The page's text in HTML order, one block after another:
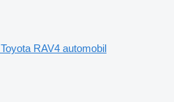
Toyota RAV4 automobil